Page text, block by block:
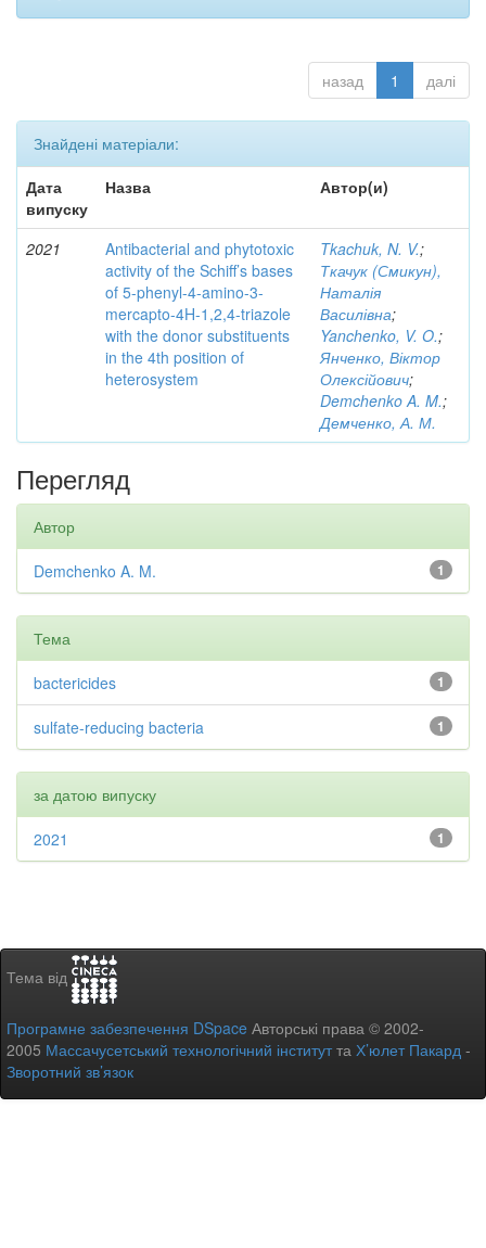
назад 1 далі
Знайдені матеріали:
Дата
випуску
Назва Автор(и)
2021
Antibacterial and phytotoxic
activity of the Schiff’s bases
of 5-phenyl-4-amino-3-
mercapto-4H-1,2,4-triazole
with the donor substituents
in the 4th position of
heterosystem
Tkachuk, N. V.;
Ткачук (Смикун),
Наталія
Василівна;
Yanchenko, V. O.;
Янченко, Віктор
Олексійович;
Demchenko A. M.;
Демченко, А. М.
Перегляд
Автор
1
Demchenko A. M.
Тема
1
bactericides
1
sulfate-reducing bacteria
за датою випуску
1
2021
Тема від
Програмне забезпечення DSpace Авторські права © 2002-
2005 Массачусетський технологічний інститутта Х’юлет Пакард -
Зворотний зв’язок